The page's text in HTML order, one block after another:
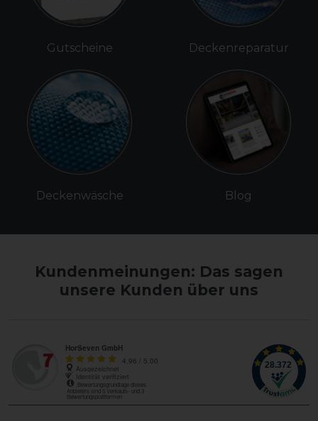
Gutscheine
Deckenwäsche
Deckenreparatur
Blog
Kundenmeinungen: Das sagen
unsere Kunden über uns